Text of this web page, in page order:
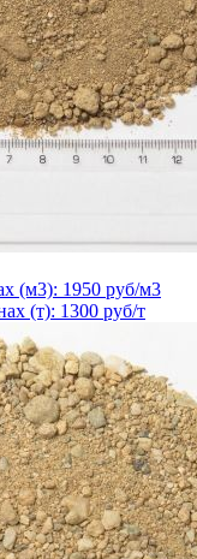
(м3): 1950 руб/м3
(т): 1300 руб/т